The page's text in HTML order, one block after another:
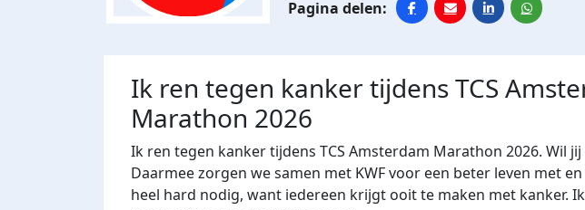
Ik ren tegen kanker tijdens TCS
Marathon 2026
Ik ren tegen kanker tijdens TCS Amsterdam Marathon 2026. Wil
Daarmee zorgen we samen met KWF voor een beter leven met
heel hard nodig, want iedereen krijgt ooit te maken met kanker.